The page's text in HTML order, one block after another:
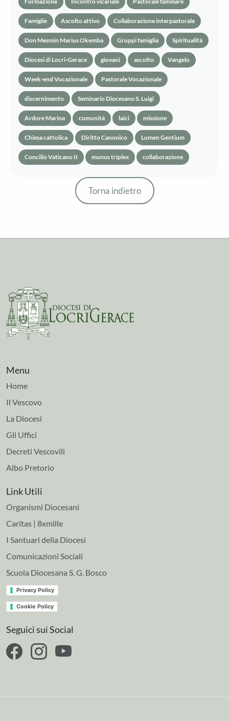
Famiglie Ascolto attivo Collaborazione interpastorale
Don Mesmin Marius Okemba Gruppi famiglia Spiritualità
Diocesi di Locri-Gerace giovani ascolto Vangelo
Week-end Vocazionale Pastorale Vocazionale
discernimento Seminario Diocesano S. Luigi
Ardore Marina comunità laici missione
Chiesa cattolica Diritto Canonico Lumen Gentium
Concilio Vaticano II munus triplex collaborazione
Torna indietro
Menu
Home
Il Vescovo
La Diocesi
Gli Uffici
Decreti Vescovili
Albo Pretorio
Link Utili
Organismi Diocesani
Caritas | 8xmille
I Santuari della Diocesi
Comunicazioni Sociali
Scuola Diocesana S. G. Bosco
Privacy Policy
Cookie Policy
Seguici sui Social